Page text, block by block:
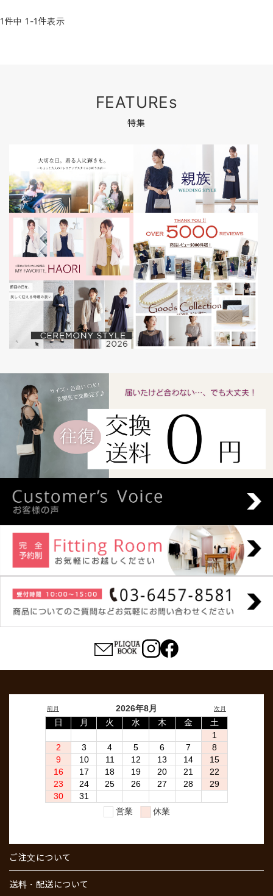
1件中 1 -1件表示
FEATUREs
特集
ご注文について
送料・配送について